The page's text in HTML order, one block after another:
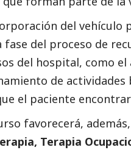
del vehículo
fase del proceso de
del hospital, como
de actividades
el paciente
favorecerá,
Terapia